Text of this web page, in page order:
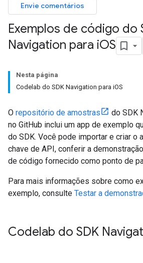
Envie comentários
Exemplos de código do
Navigation para iOS
Nesta página
Codelab do SDK Navigation para iOS
O repositório de amostras
do SDK
no GitHub inclui um app de exemplo
do SDK. Você pode importar e criar o
chave de API, conferir a
de código fornecido como ponto de
Para mais informações sobre como
exemplo, consulte Testar a
Codelab do SDK